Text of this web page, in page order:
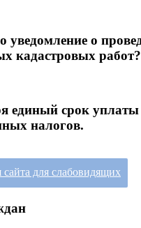
о
кадастровых работ?
единый срок уплаты
налогов.
сайта для слабовидящих